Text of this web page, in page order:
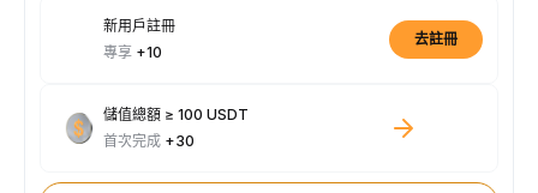
新用戶註冊
專享 +10
去註冊
儲值總額 ≥ 100 USDT
首次完成 +30